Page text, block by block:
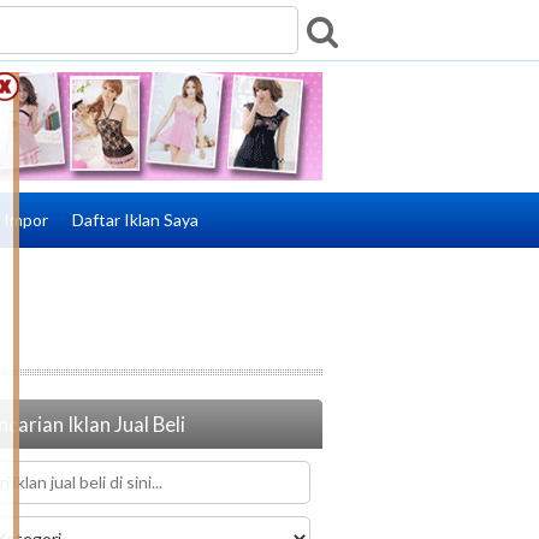
Impor Daftar Iklan Saya
Iklan Jual Beli